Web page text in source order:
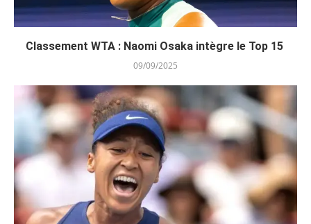
Classement WTA : Naomi Osaka intègre le Top 15
09/09/2025